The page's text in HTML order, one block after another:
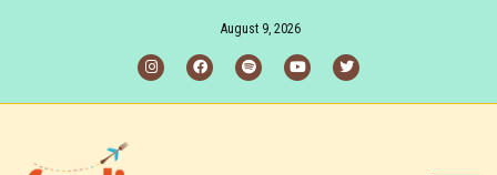
August 9, 2026